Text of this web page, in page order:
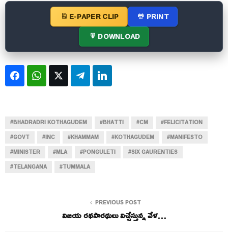
E-PAPER CLIP
PRINT
DOWNLOAD
FacebookWhatsApp
Twitter Telegram
#BHADRADRI KOTHAGUDEM #BHATTI #CM
#FELICITATION
#GOVT
#INC #KHAMMAM #KOTHAGUDEM
#MANIFESTO
#MINISTER
#MLA #PONGULETI
#SIX GAURENTIES
#TELANGANA
#TUMMALA
PREVIOUS POST
విజయ రథసారథులు విచ్చేస్తున్న వేళ…